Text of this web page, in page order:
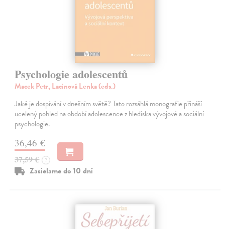
Psychologie adolescentů
Macek Petr, Lacinová Lenka (eds.)
Jaké je dospívání v dnešním světě? Tato rozsáhlá monografie přináší
ucelený pohled na období adolescence z hlediska vývojové a sociální
psychologie.
36,46 €
37,59 € ?
Zasielame do 10 dní